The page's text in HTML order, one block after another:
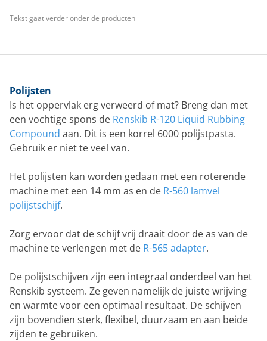
Tekst gaat verder onder de producten
Polijsten
Is het oppervlak erg verweerd of mat? Breng dan met
een vochtige spons de Renskib R-120 Liquid Rubbing
Compound aan. Dit is een korrel 6000 polijstpasta.
Gebruik er niet te veel van.
Het polijsten kan worden gedaan met een roterende
machine met een 14 mm as en de R-560 lamvel
polijstschijf.
Zorg ervoor dat de schijf vrij draait door de as van de
machine te verlengen met de R-565 adapter.
De polijstschijven zijn een integraal onderdeel van het
Renskib systeem. Ze geven namelijk de juiste wrijving
en warmte voor een optimaal resultaat. De schijven
zijn bovendien sterk, flexibel, duurzaam en aan beide
zijden te gebruiken.